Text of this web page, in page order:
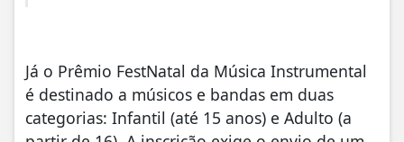
Já o Prêmio FestNatal da Música Instrumental
é destinado a músicos e bandas em duas
categorias: Infantil (até 15 anos) e Adulto (a